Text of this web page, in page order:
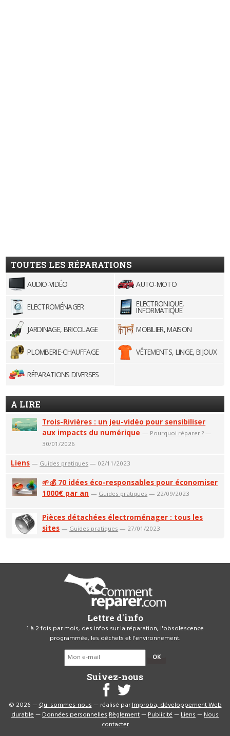
TOUTES LES RÉPARATIONS
AUDIO-VIDÉO AUTO-MOTO
ELECTROMÉNAGER ELECTRONIQUE,
INFORMATIQUE
JARDINAGE, BRICOLAGE
MOBILIER, MAISON
PLOMBERIE-CHAUFFAGE VÊTEMENTS, LINGE, BIJOUX
RÉPARATIONS DIVERSES
A LIRE
Trois-Rivières : un jeu-vidéo pour sensibiliser
aux impacts du numérique — Pourquoi réparer ? —
30/01/2026
Liens — Guides pratiques — 02/11/2023
🌱💰 70 idées éco-responsables pour économiser
1000€ par an — Guides pratiques — 22/09/2023
Pièces détachées électroménager : tous les
sites — Guides pratiques — 27/01/2023
Lettre d'info
1 à 2 fois par mois, des infos sur la réparation, l'obsolescence
programmée, les déchets et l'environnement.
OK
Suivez-nous
© 2026 —Qui sommes-nous— réalisé parImproba, développement Web
durable—Données personnellesRèglement—Publicité—Liens—Nous
contacter